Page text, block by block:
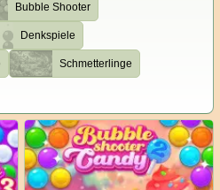
Bubble Shooter
Denkspiele
Schmetterlinge